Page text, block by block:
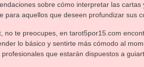
sobre cómo interpretar las
para aquellos que deseen profundizar sus
no te preocupes, en tarot5por15.com
lo básico y sentirte más cómodo al
que estarán dispuestos a